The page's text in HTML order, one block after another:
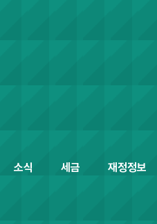
소식 세금 재정정보